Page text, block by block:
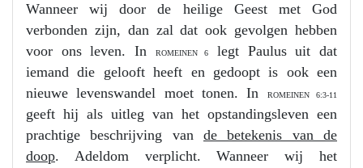
Wanneer wij door de heilige Geest met God
verbonden zijn, dan zal dat ook gevolgen hebben
voor ons leven. In
ROMEINEN 6
legt Paulus uit dat
iemand die gelooft heeft en gedoopt is ook een
nieuwe levenswandel moet tonen. In
ROMEINEN 6:3-11
geeft hij als uitleg van het opstandingsleven een
prachtige beschrijving van de betekenis van de
doop. Adeldom verplicht. Wanneer wij het